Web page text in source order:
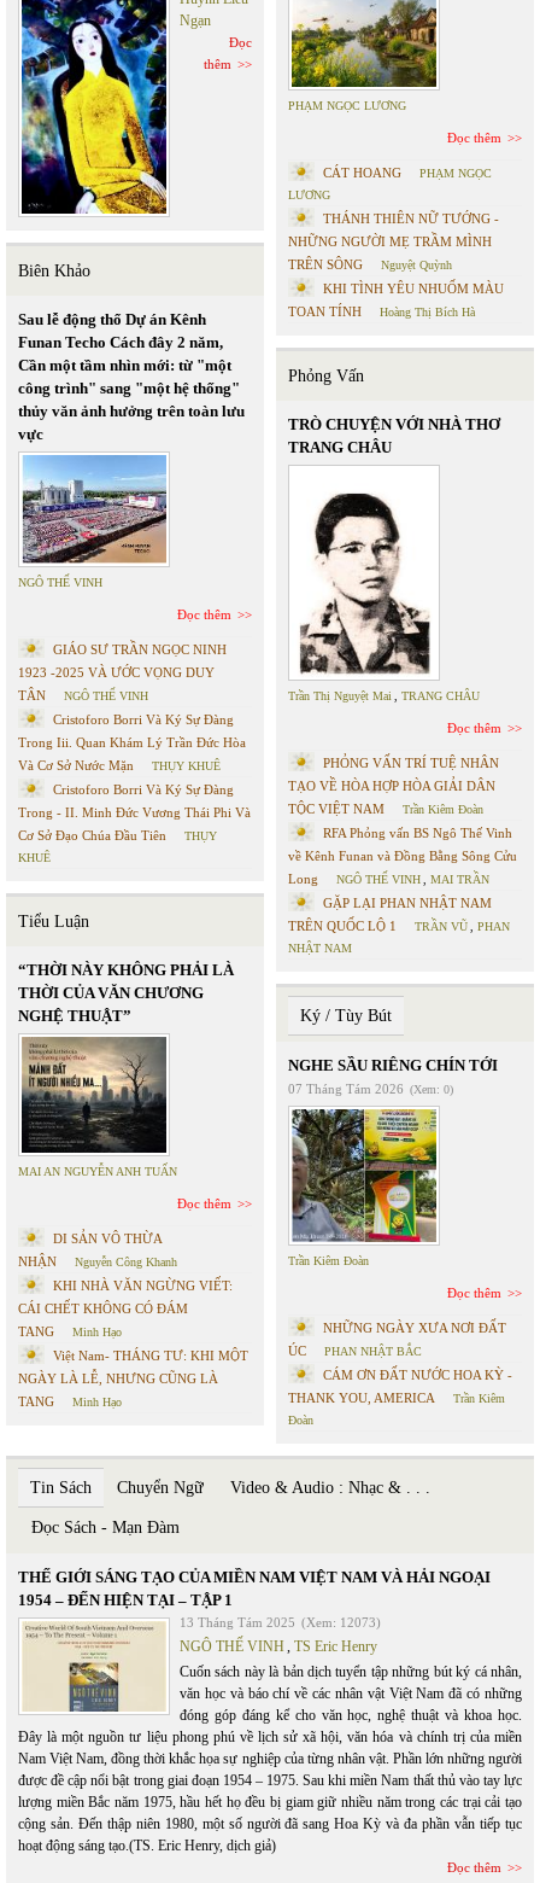
Ngạn
Đọc
thêm
Biên Khảo
Sau lễ động thổ Dự án Kênh
Funan Techo Cách đây 2 năm,
Cần một tầm nhìn mới: từ "một
công trình" sang "một hệ thống"
thủy văn ảnh hưởng trên toàn lưu
vực
NGÔ THẾ VINH
Đọc thêm
GIÁO SƯ TRẦN NGỌC NINH
1923 -2025 VÀ ƯỚC VỌNG DUY
TÂN
NGÔ THẾ VINH
Cristoforo Borri Và Ký Sự Đàng
Trong Iii. Quan Khám Lý Trần Đức Hòa
Và Cơ Sở Nước Mặn
THỤY KHUÊ
Cristoforo Borri Và Ký Sự Đàng
Trong - II. Minh Đức Vương Thái Phi Và
Cơ Sở Đạo Chúa Đầu Tiên
THỤY
KHUÊ
Tiểu Luận
“THỜI NÀY KHÔNG PHẢI LÀ
THỜI CỦA VĂN CHƯƠNG
NGHỆ THUẬT”
MAI AN NGUYỄN ANH TUẤN
Đọc thêm
DI SẢN VÔ THỪA
NHẬN
Nguyễn Công Khanh
KHI NHÀ VĂN NGỪNG VIẾT:
CÁI CHẾT KHÔNG CÓ ĐÁM
TANG
Minh Hạo
Việt Nam- THÁNG TƯ: KHI MỘT
NGÀY LÀ LỄ, NHƯNG CŨNG LÀ
TANG
Minh Hạo
PHẠM NGỌC LƯƠNG
Đọc thêm
CÁT HOANG
PHẠM NGỌC
LƯƠNG
THÁNH THIÊN NỮ TƯỚNG -
NHỮNG NGƯỜI MẸ TRẦM MÌNH
TRÊN SÔNG
Nguyệt Quỳnh
KHI TÌNH YÊU NHUỐM MÀU
TOAN TÍNH
Hoàng Thị Bích Hà
Phỏng Vấn
TRÒ CHUYỆN VỚI NHÀ THƠ
TRANG CHÂU
Trần Thị Nguyệt Mai TRANG CHÂU
Đọc thêm
PHỎNG VẤN TRÍ TUỆ NHÂN
TẠO VỀ HÒA HỢP HÒA GIẢI DÂN
TỘC VIỆT NAM
Trần Kiêm Đoàn
RFA Phỏng vấn BS Ngô Thế Vinh
về Kênh Funan và Đồng Bằng Sông Cửu
Long
NGÔ THẾ VINH MAI TRẦN
GẶP LẠI PHAN NHẬT NAM
TRÊN QUỐC LỘ 1
TRẦN VŨ
PHAN
NHẬT NAM
Ký / Tùy Bút
NGHE SẦU RIÊNG CHÍN TỚI
07 Tháng Tám 2026 (Xem: 0)
Trần Kiêm Đoàn
Đọc thêm
NHỮNG NGÀY XƯA NƠI ĐẤT
ÚC
PHAN NHẬT BẮC
CÁM ƠN ĐẤT NƯỚC HOA KỲ -
THANK YOU, AMERICA
Trần Kiêm
Đoàn
Tin Sách Chuyển Ngữ Video & Audio : Nhạc & . . .
Đọc Sách - Mạn Đàm
THẾ GIỚI SÁNG TẠO CỦA MIỀN NAM VIỆT NAM VÀ HẢI NGOẠI
1954 – ĐẾN HIỆN TẠI – TẬP 1
13 Tháng Tám 2025 (Xem: 12073)
NGÔ THẾ VINH, TS Eric Henry
Cuốn sách này là bản dịch tuyển tập những bút ký cá nhân,
văn học và báo chí về các nhân vật Việt Nam đã có những
đóng góp đáng kể cho văn học, nghệ thuật và khoa học.
Đây là một nguồn tư liệu phong phú về lịch sử xã hội, văn hóa và chính trị của miền
Nam Việt Nam, đồng thời khắc họa sự nghiệp của từng nhân vật. Phần lớn những người
được đề cập nổi bật trong giai đoạn 1954 – 1975. Sau khi miền Nam thất thủ vào tay lực
lượng miền Bắc năm 1975, hầu hết họ đều bị giam giữ nhiều năm trong các trại cải tạo
cộng sản. Đến thập niên 1980, một số người đã sang Hoa Kỳ và đa phần vẫn tiếp tục
hoạt động sáng tạo.(TS. Eric Henry, dịch giả)
Đọc thêm